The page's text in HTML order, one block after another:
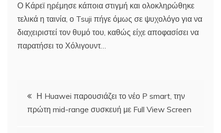
Ο Κάρεϊ ηρέμησε κάποια στιγμή και ολοκληρώθηκε
τελικά η ταινία, ο Tsuji πήγε όμως σε ψυχολόγο για να
διαχειριστεί τον θυμό του, καθώς είχε αποφασίσει να
παρατήσει το Χόλιγουντ…
Πλοήγηση
άρθρων
Η Huawei παρουσιάζει το νέο P smart, την
πρώτη mid-range συσκευή με Full View Screen